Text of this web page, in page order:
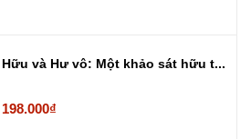
Hữu và Hư vô: Một khảo sát hữu t...
198.000₫